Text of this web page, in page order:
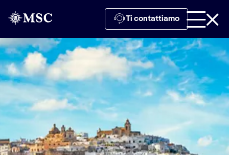
Ti contattiamo